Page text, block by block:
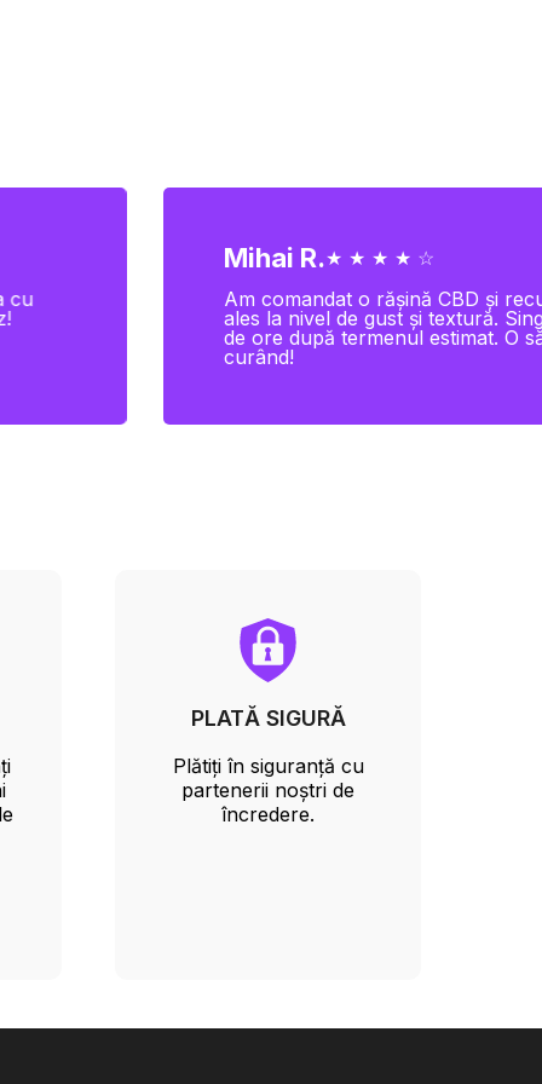
cu
Mihai R.★ ★ ★ ★ ☆
Am comandat o rășină CBD și
ales la nivel de gust și textură.
de ore după termenul estimat. O
curând!
PLATĂ SIGURĂ
Plătiți în siguranță cu
partenerii noștri de
încredere.